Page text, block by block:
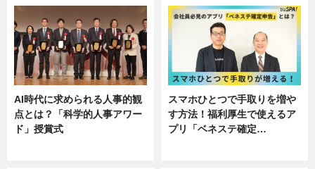
AI時代に求められる人事的観
点とは？「科学的人事アワー
ド」授賞式
スマホひとつで手取りを増や
す方法！福利厚生で使えるア
プリ「ベネステ確定…